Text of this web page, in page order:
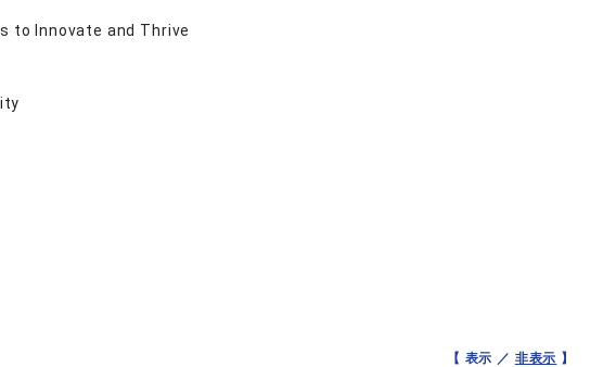
to Innovate and Thrive
【 表示 ／ 非表示 】